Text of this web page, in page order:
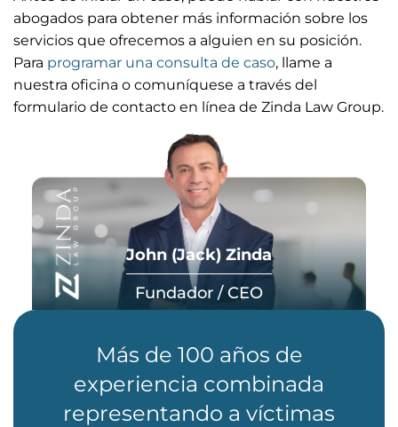
abogados para obtener más información sobre los
servicios que ofrecemos a alguien en su posición.
Para programar una consulta de caso, llame a
nuestra oficina o comuníquese a través del
formulario de contacto en línea de Zinda Law Group.
John (Jack) Zinda
Fundador / CEO
Más de 100 años de
experiencia combinada
representando a víctimas